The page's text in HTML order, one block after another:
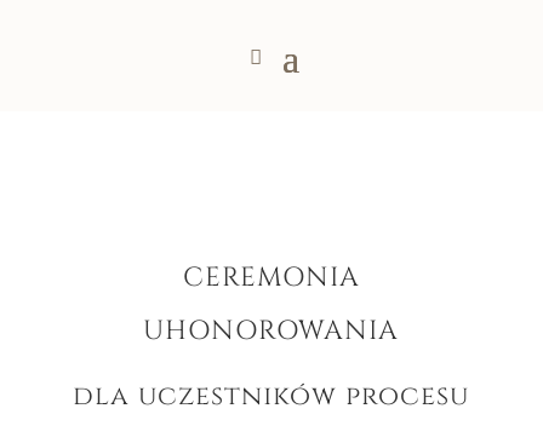
CEREMONIA
UHONOROWANIA
dla uczestników procesu